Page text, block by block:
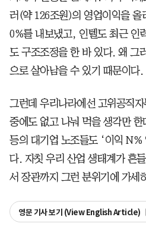
러(약 126조원)의 영업이익을 올
0%를 내보냈고, 인텔도 최근 인
도 구조조정을 한 바 있다. 왜 그
으로 살아남을 수 있기 때문이다.
그런데 우리나라에선 고위공직
중에도 없고 나눠 먹을 생각만
등의 대기업 노조들도 ‘이익 N%
다. 자칫 우리 산업 생태계가 흔
서 장관까지 그런 분위기에 가세
영문 기사 보기 (View English Article)